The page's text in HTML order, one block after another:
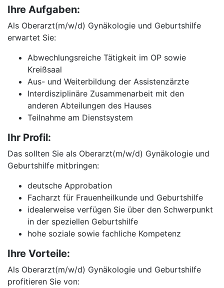
Ihre Aufgaben:
Als Oberarzt(m/w/d) Gynäkologie und Geburtshilfe
erwartet Sie:
Abwechlungsreiche Tätigkeit im OP sowie
Kreißsaal
Aus- und Weiterbildung der Assistenzärzte
Interdisziplinäre Zusammenarbeit mit den
anderen Abteilungen des Hauses
Teilnahme am Dienstsystem
Ihr Profil:
Das sollten Sie als Oberarzt(m/w/d) Gynäkologie und
Geburtshilfe mitbringen:
deutsche Approbation
Facharzt für Frauenheilkunde und Geburtshilfe
idealerweise verfügen Sie über den Schwerpunkt
in der speziellen Geburtshilfe
hohe soziale sowie fachliche Kompetenz
Ihre Vorteile:
Als Oberarzt(m/w/d) Gynäkologie und Geburtshilfe
profitieren Sie von: